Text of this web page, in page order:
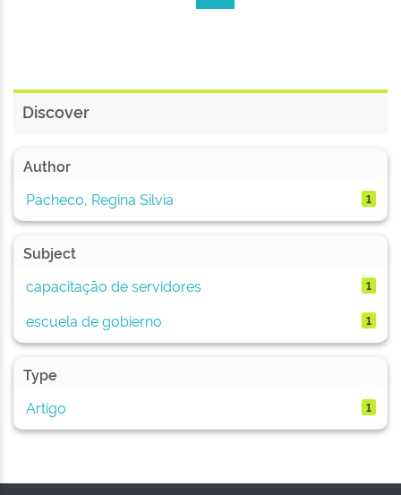
Discover
Author
Pacheco, Regina Silvia
1
Subject
capacitação de servidores
1
escuela de gobierno 1
Type
Artigo
1